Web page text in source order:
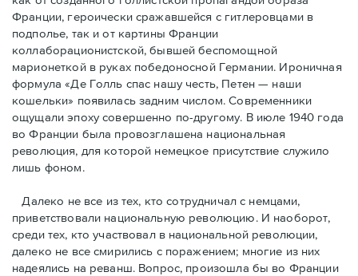
Франции, героически сражавшейся с гитлеровцами в
подполье, так и от картины Франции
коллаборационистской, бывшей беспомощной
марионеткой в руках победоносной Германии. Ироничная
формула «Де Голль спас нашу честь, Петен — наши
кошельки» появилась задним числом. Современники
ощущали эпоху совершенно по-другому. В июле 1940 года
во Франции была провозглашена национальная
революция, для которой немецкое присутствие служило
лишь фоном.
Далеко не все из тех, кто сотрудничал с немцами,
приветствовали национальную революцию. И наоборот,
среди тех, кто участвовал в национальной революции,
далеко не все смирились с поражением; многие из них
надеялись на реванш. Вопрос, произошла бы во Франции